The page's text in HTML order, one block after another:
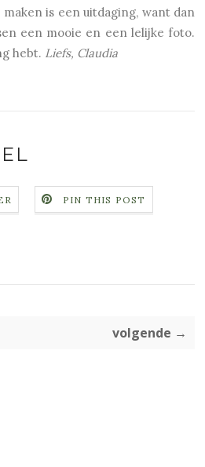
is een uitdaging, want dan
een mooie en een lelijke foto.
hebt. Liefs, Claudia
PIN THIS POST
volgende →